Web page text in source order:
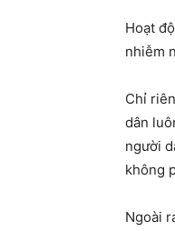
Hoạt
nhiễm
Chỉ
dân
người
không
Ngoài